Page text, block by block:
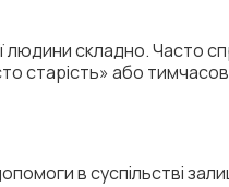
людини складно. Часто
старість» або
в суспільстві